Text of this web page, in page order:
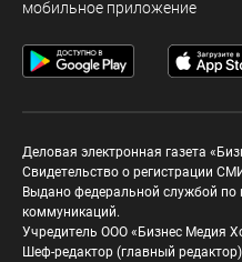
мобильное приложение
Деловая электронная газета
Свидетельство о регистрации
Выдано федеральной службой по
коммуникаций.
Учредитель ООО «Бизнес Медия
Шеф-редактор (главный